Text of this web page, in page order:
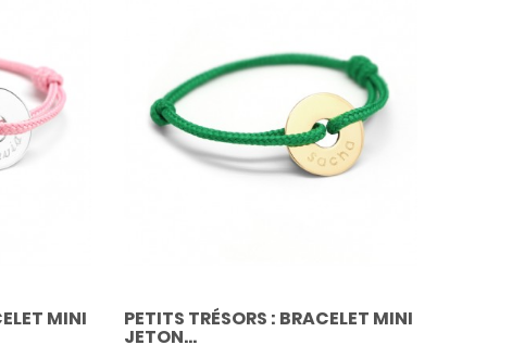
MINI PETITS TRÉSORS : BRACELET MINI
JETON...